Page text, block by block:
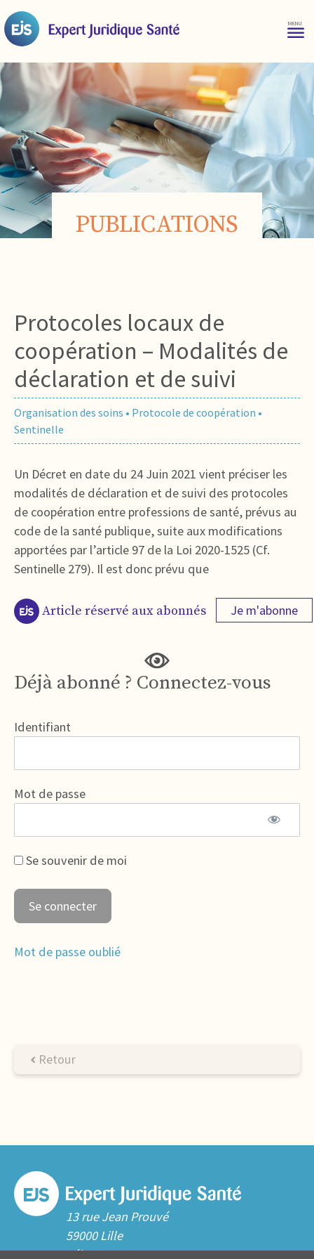
PUBLICATIONS
Protocoles locaux de
coopération – Modalités de
déclaration et de suivi
Organisation des soins • Protocole de coopération •
Sentinelle
Un Décret en date du 24 Juin 2021 vient préciser les
modalités de déclaration et de suivi des protocoles
de coopération entre professions de santé, prévus au
code de la santé publique, suite aux modifications
apportées par l’article 97 de la Loi 2020-1525 (Cf.
Sentinelle 279). Il est donc prévu que
Article réservé aux abonnés Je m'abonne
Déjà abonné ? Connectez-vous
Identifiant
Mot de passe
Se souvenir de moi
Mot de passe oublié
Retour
13 rue Jean Prouvé
59000 Lille
Tél. 03 20 06 70 10